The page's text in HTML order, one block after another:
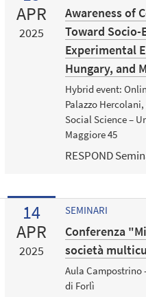
APR
2025
Awareness of
Toward
Experimental
Hungary, and
Hybrid event:
Palazzo
Social Science –
Maggiore 45
RESPOND
14
APR
2025
SEMINARI
Conferenza
società
Aula Campostrino
di Forlì